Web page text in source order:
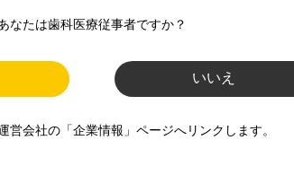
なたは歯科医療従事者ですか？
いいえ
営会社の「企業情報」ページへリンクします。
歯科衛生士、歯科技工士）に
けします。